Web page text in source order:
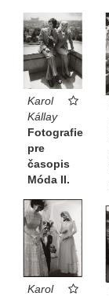
Karol
Kállay
Fotografie
pre
časopis
Móda II.
Karol